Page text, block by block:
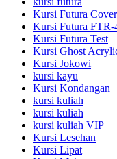
Kursi Futura
Kursi Futura FTR-
Kursi Futura Test
Kursi Ghost
Kursi Jokowi
kursi kayu
Kursi Kondangan
kursi kuliah
kursi kuliah
kursi kuliah VIP
Kursi Lesehan
Kursi Lipat